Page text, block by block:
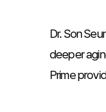
Dr. Son
deeper
Prime